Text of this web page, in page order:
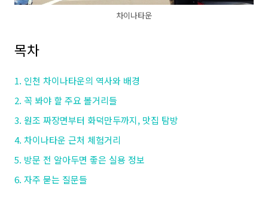
차이나타운
목차
1. 인천 차이나타운의 역사와 배경
2. 꼭 봐야 할 주요 볼거리들
3. 원조 짜장면부터 화덕만두까지, 맛집 탐방
4. 차이나타운 근처 체험거리
5. 방문 전 알아두면 좋은 실용 정보
6. 자주 묻는 질문들